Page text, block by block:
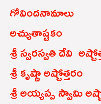
గోవిందనామాలు
అచ్యుతాష్టకం
శ్రీ స్వరస్వతి దేవి
శ్రీ కృష్ణా అష్టోత్తరం
శ్రీ అయ్యప్ప స్వామి